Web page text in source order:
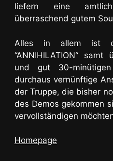
liefern eine
überraschend gutem
Alles in allem ist
“ANNIHILATION“
und gut 30-
durchaus vernünftige
der Truppe, die bisher
des Demos gekommen
vervollständigen
Homepage